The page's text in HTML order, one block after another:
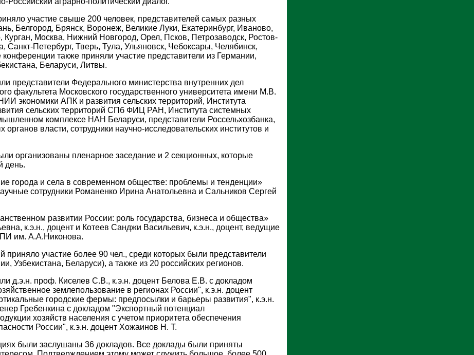
участие свыше 200 человек, представителей самых разных
Белгород, Брянск, Воронеж, Великие Луки, Екатеринбург, Иваново,
Курган, Москва, Нижний Новгород, Орел, Псков, Петрозаводск, Ростов-
Санкт-Петербург, Тверь, Тула, Ульяновск, Чебоксары, Челябинск,
также приняли участие представители из Германии,
Беларуси, Литвы.
представители Федерального министерства внутренних дел
факультета Московского государственного университета имени М.В.
экономики АПК и развития сельских территорий, Института
сельских территорий СПб ФИЦ РАН, Института системных
комплексе НАН Беларуси, представители Россельхозбанка,
органов власти, сотрудники научно-исследовательских институтов и
организованы пленарное заседание и 2 секционных, которые
день.
города и села в современном обществе: проблемы и тенденции»
сотрудники Романенко Ирина Анатольевна и Сальников Сергей
развитии России: роль государства, бизнеса и общества»
к.э.н., доцент и Котеев Санджи Васильевич, к.э.н., доцент, ведущие
им. А.А.Никонова.
приняло участие более 90 чел., среди которых были представители
Узбекистана, Беларуси), а также из 20 российских регионов.
д.э.н. проф. Киселев С.В., к.э.н. доцент Белова Е.В. с докладом
землепользование в регионах России", к.э.н. доцент
городские фермы: предпосылки и барьеры развития", к.э.н.
Гребенкина с докладом "Экспортный потенциал
хозяйств населения с учетом приоритета обеспечения
России", к.э.н. доцент Хожаинов Н. Т.
были заслушаны 36 докладов. Все доклады были приняты